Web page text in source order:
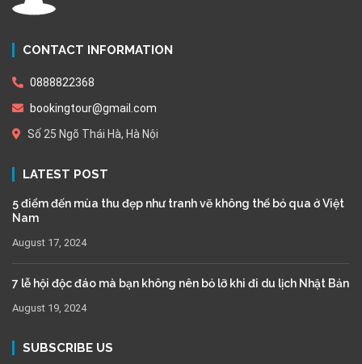
CONTACT INFORMATION
0888822368
bookingtour@gmail.com
Số 25 Ngõ Thái Hà, Hà Nội
LATEST POST
5 điểm đến mùa thu đẹp như tranh vẽ không thể bỏ qua ở Việt
Nam
August 17, 2024
7 lễ hội độc đáo mà bạn không nên bỏ lỡ khi đi du lịch Nhật Bản
August 19, 2024
SUBSCRIBE US